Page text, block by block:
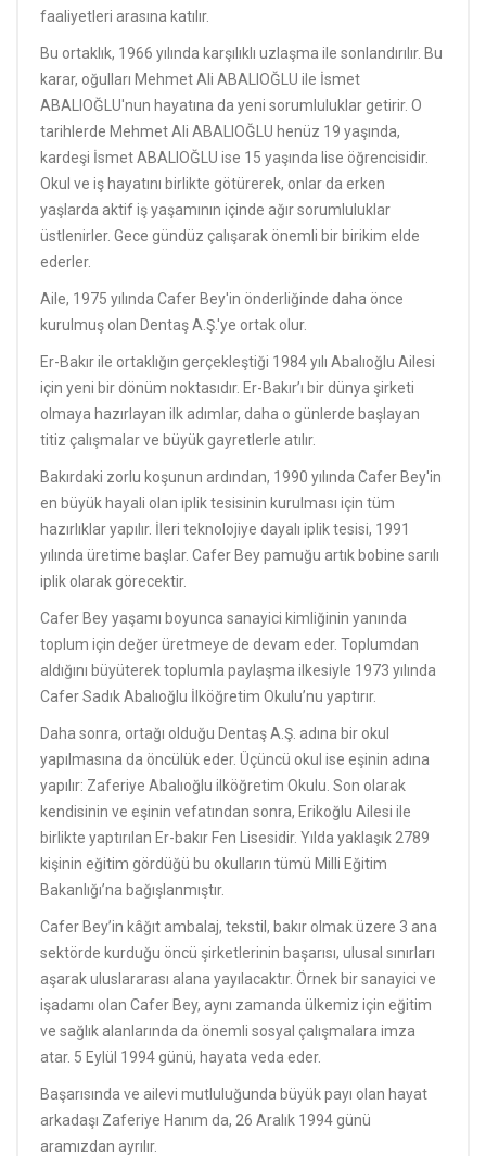
faaliyetleri arasına katılır.
Bu ortaklık, 1966 yılında karşılıklı uzlaşma ile sonlandırılır. Bu
karar, oğulları Mehmet Ali ABALIOĞLU ile İsmet
ABALIOĞLU'nun hayatına da yeni sorumluluklar getirir. O
tarihlerde Mehmet Ali ABALIOĞLU henüz 19 yaşında,
kardeşi İsmet ABALIOĞLU ise 15 yaşında lise öğrencisidir.
Okul ve iş hayatını birlikte götürerek, onlar da erken
yaşlarda aktif iş yaşamının içinde ağır sorumluluklar
üstlenirler. Gece gündüz çalışarak önemli bir birikim elde
ederler.
Aile, 1975 yılında Cafer Bey'in önderliğinde daha önce
kurulmuş olan Dentaş A.Ş.'ye ortak olur.
Er-Bakır ile ortaklığın gerçekleştiği 1984 yılı Abalıoğlu Ailesi
için yeni bir dönüm noktasıdır. Er-Bakır’ı bir dünya şirketi
olmaya hazırlayan ilk adımlar, daha o günlerde başlayan
titiz çalışmalar ve büyük gayretlerle atılır.
Bakırdaki zorlu koşunun ardından, 1990 yılında Cafer Bey'in
en büyük hayali olan iplik tesisinin kurulması için tüm
hazırlıklar yapılır. İleri teknolojiye dayalı iplik tesisi, 1991
yılında üretime başlar. Cafer Bey pamuğu artık bobine sarılı
iplik olarak görecektir.
Cafer Bey yaşamı boyunca sanayici kimliğinin yanında
toplum için değer üretmeye de devam eder. Toplumdan
aldığını büyüterek toplumla paylaşma ilkesiyle 1973 yılında
Cafer Sadık Abalıoğlu İlköğretim Okulu’nu yaptırır.
Daha sonra, ortağı olduğu Dentaş A.Ş. adına bir okul
yapılmasına da öncülük eder. Üçüncü okul ise eşinin adına
yapılır: Zaferiye Abalıoğlu ilköğretim Okulu. Son olarak
kendisinin ve eşinin vefatından sonra, Erikoğlu Ailesi ile
birlikte yaptırılan Er-bakır Fen Lisesidir. Yılda yaklaşık 2789
kişinin eğitim gördüğü bu okulların tümü Milli Eğitim
Bakanlığı’na bağışlanmıştır.
Cafer Bey’in kâğıt ambalaj, tekstil, bakır olmak üzere 3 ana
sektörde kurduğu öncü şirketlerinin başarısı, ulusal sınırları
aşarak uluslararası alana yayılacaktır. Örnek bir sanayici ve
işadamı olan Cafer Bey, aynı zamanda ülkemiz için eğitim
ve sağlık alanlarında da önemli sosyal çalışmalara imza
atar. 5 Eylül 1994 günü, hayata veda eder.
Başarısında ve ailevi mutluluğunda büyük payı olan hayat
arkadaşı Zaferiye Hanım da, 26 Aralık 1994 günü
aramızdan ayrılır.